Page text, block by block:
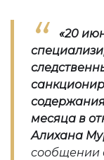
«20
месяца в
Алихана
сообщении